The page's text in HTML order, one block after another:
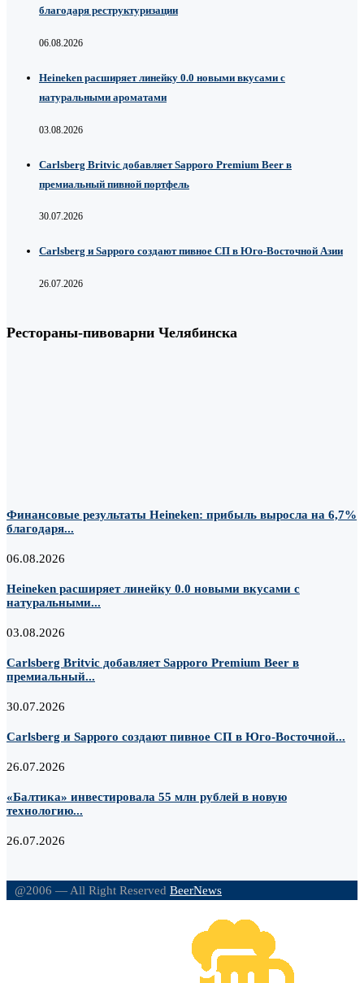
благодаря реструктуризации
06.08.2026
Heineken расширяет линейку 0.0 новыми вкусами с
натуральными ароматами
03.08.2026
Carlsberg Britvic добавляет Sapporo Premium Beer в
премиальный пивной портфель
30.07.2026
Carlsberg и Sapporo создают пивное СП в Юго-Восточной Азии
26.07.2026
Рестораны-пивоварни Челябинска
Финансовые результаты Heineken: прибыль выросла на 6,7%
благодаря...
06.08.2026
Heineken расширяет линейку 0.0 новыми вкусами с
натуральными...
03.08.2026
Carlsberg Britvic добавляет Sapporo Premium Beer в
премиальный...
30.07.2026
Carlsberg и Sapporo создают пивное СП в Юго-Восточной...
26.07.2026
«Балтика» инвестировала 55 млн рублей в новую
технологию...
26.07.2026
@2006 — All Right Reserved BeerNews